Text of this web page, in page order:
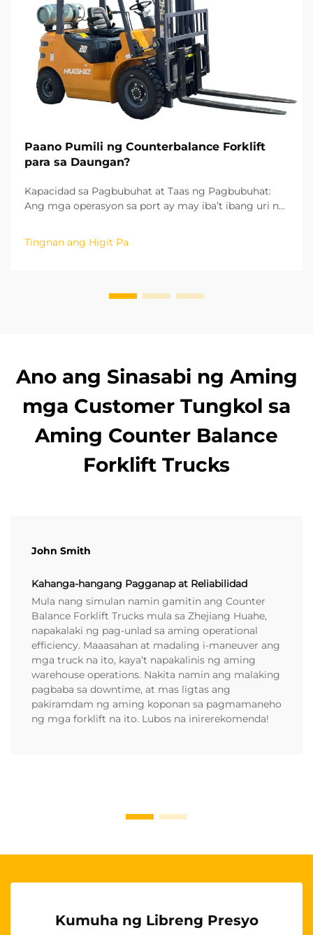
Paano Pumili ng Counterbalance Forklift
para sa Daungan?
Kapacidad sa Pagbubuhat at Taas ng Pagbubuhat:
Ang mga operasyon sa port ay may iba’t ibang uri ng
ang kapasidad sa pagbubuhat ay ang unang
Tingnan ang Higit Pa
Ano ang Sinasabi ng Aming
mga Customer Tungkol sa
Aming Counter Balance
Forklift Trucks
John Smith
Kahanga-hangang Pagganap at Reliabilidad
Mula nang simulan namin gamitin ang Counter
Balance Forklift Trucks mula sa Zhejiang Huahe,
napakalaki ng pag-unlad sa aming operational
efficiency. Maaasahan at madaling i-maneuver ang
mga truck na ito, kaya’t napakalinis ng aming
warehouse operations. Nakita namin ang malaking
pagbaba sa downtime, at mas ligtas ang
pakiramdam ng aming koponan sa pagmamaneho
ng mga forklift na ito. Lubos na inirerekomenda!
Kumuha ng Libreng Presyo